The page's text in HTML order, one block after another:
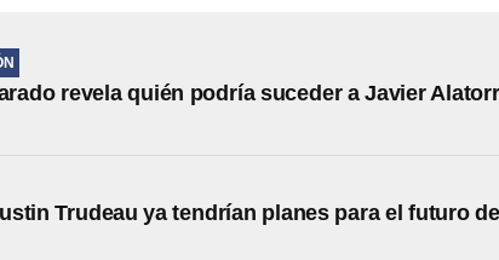
revela quién podría suceder a Javier
Trudeau ya tendrían planes para el futuro de